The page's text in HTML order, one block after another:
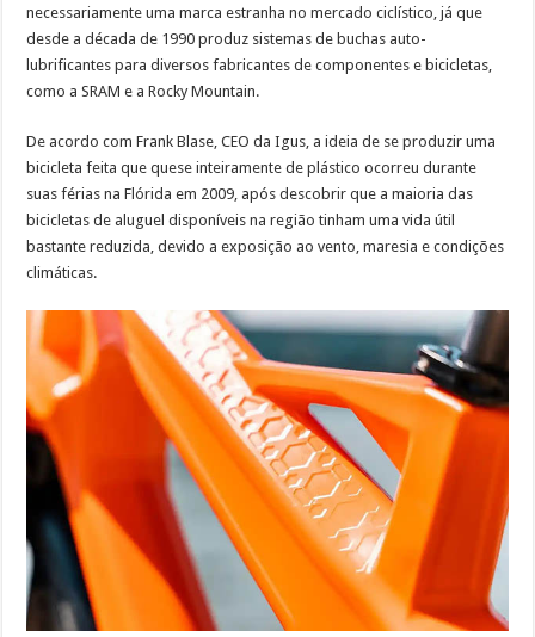
necessariamente uma marca estranha no mercado ciclístico, já que
desde a década de 1990 produz sistemas de buchas auto-
lubrificantes para diversos fabricantes de componentes e bicicletas,
como a SRAM e a Rocky Mountain.
De acordo com Frank Blase, CEO da Igus, a ideia de se produzir uma
bicicleta feita que quese inteiramente de plástico ocorreu durante
suas férias na Flórida em 2009, após descobrir que a maioria das
bicicletas de aluguel disponíveis na região tinham uma vida útil
bastante reduzida, devido a exposição ao vento, maresia e condições
climáticas.